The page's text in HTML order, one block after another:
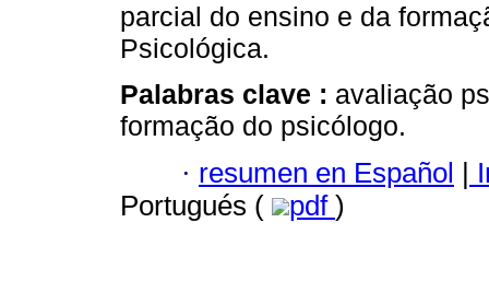
parcial do ensino e da
Psicológica.
Palabras clave : avaliação
formação do psicólogo.
· resumen en Español |
Portugués (
pdf )